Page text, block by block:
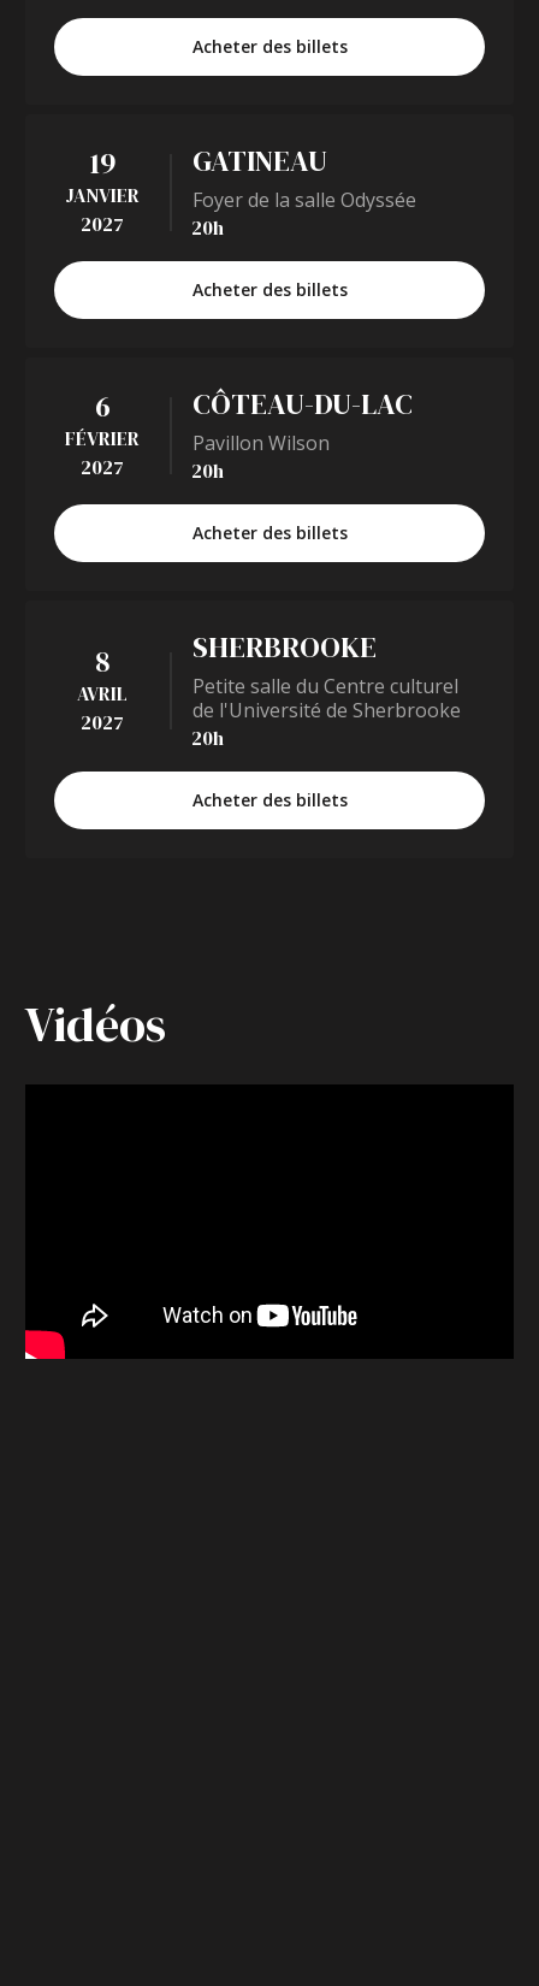
Acheter des billets
19
JANVIER
2027
GATINEAU
Foyer de la salle Odyssée
20h
Acheter des billets
6
FÉVRIER
2027
CÔTEAU-DU-LAC
Pavillon Wilson
20h
Acheter des billets
8
AVRIL
2027
SHERBROOKE
Petite salle du Centre culturel
de l'Université de Sherbrooke
20h
Acheter des billets
Vidéos